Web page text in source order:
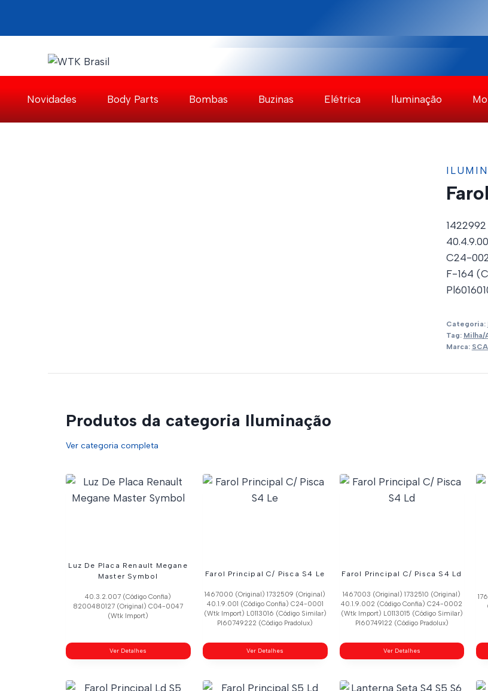
o
Novidades Body Parts Bombas Buzinas Elétrica Iluminação
C24-
F-164
Categoria:
Tag: Milha/
Marca:
Produtos da categoria Iluminação
Ver categoria completa
Luz De Placa Renault Megane
Master Symbol
40.3.2.007 (Código Confia)
8200480127 (Original) C04-0047
(Wtk Import)
Ver Detalhes
Farol Principal C/ Pisca S4 Le
1467000 (Original) 1732509 (Original)
40.1.9.001 (Código Confia) C24-0001
(Wtk Import) L0113016 (Código Similar)
Pl60749222 (Código Pradolux)
Ver Detalhes
Farol Principal C/ Pisca S4 Ld
1467003 (Original) 1732510 (Original)
40.1.9.002 (Código Confia) C24-0002
(Wtk Import) L0113015 (Código Similar)
Pl60749122 (Código Pradolux)
Ver Detalhes